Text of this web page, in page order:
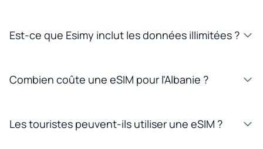
Est-ce que Esimy inclut les données illimitées ?
Combien coûte une eSIM pour l'Albanie ?
Les touristes peuvent-ils utiliser une eSIM ?